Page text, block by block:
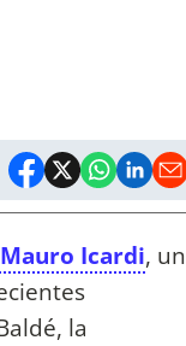
Icardi, un
la